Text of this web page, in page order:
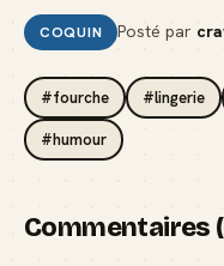
COQUIN Posté par
#fourche #lingerie
#humour
Commentaires